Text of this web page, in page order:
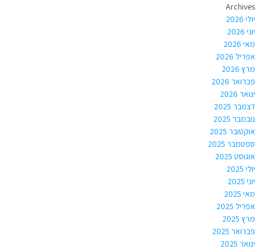
Archives
יולי 2026
יוני 2026
מאי 2026
אפריל 2026
מרץ 2026
פברואר 2026
ינואר 2026
דצמבר 2025
נובמבר 2025
אוקטובר 2025
ספטמבר 2025
אוגוסט 2025
יולי 2025
יוני 2025
מאי 2025
אפריל 2025
מרץ 2025
פברואר 2025
ינואר 2025